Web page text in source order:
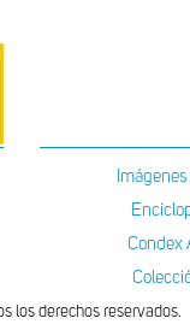
Condex
los derechos reservados.